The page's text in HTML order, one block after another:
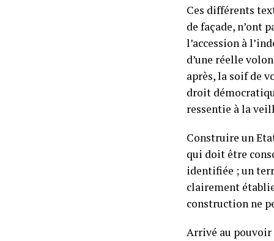
Ces différents
de façade, n’ont
l’accession à
d’une réelle
après, la soif de
droit
ressentie à la
Construire un
qui doit être
identifiée ; un
clairement
construction ne
Arrivé au pouvoir